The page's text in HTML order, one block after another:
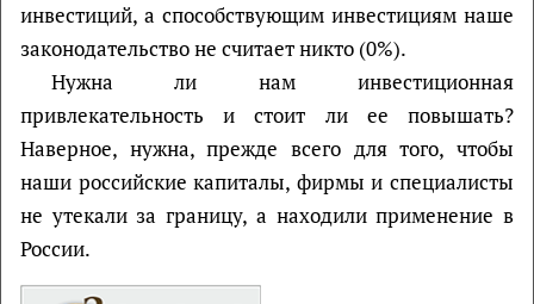
инвестиций, а способствующим инвестициям наше
законодательство не считает никто (0%).
Нужна ли нам инвестиционная
привлекательность и стоит ли ее повышать?
Наверное, нужна, прежде всего для того, чтобы
наши российские капиталы, фирмы и специалисты
не утекали за границу, а находили применение в
России.